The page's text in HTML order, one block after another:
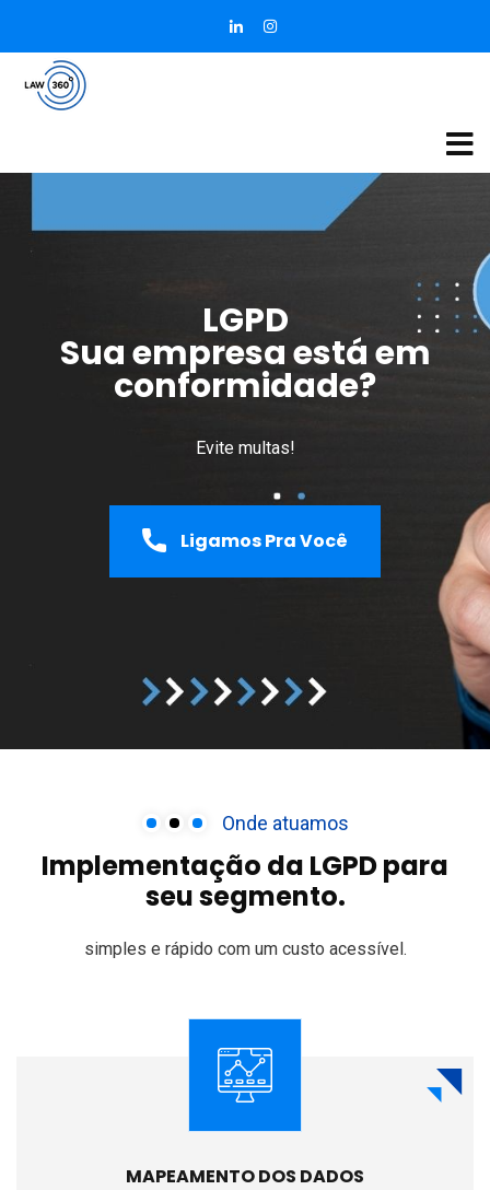
LGPD
Sua empresa está em
conformidade?
Evite multas!
Ligamos Pra Você
Onde atuamos
Implementação da LGPDpara
seu segmento.
simples e rápido com um custo acessível.
MAPEAMENTO DOS DADOS